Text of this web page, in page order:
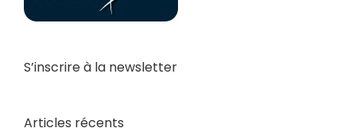
S’inscrire à la newsletter
Articles récents